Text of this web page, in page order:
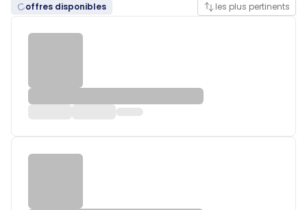
offres disponibles les plus pertinents